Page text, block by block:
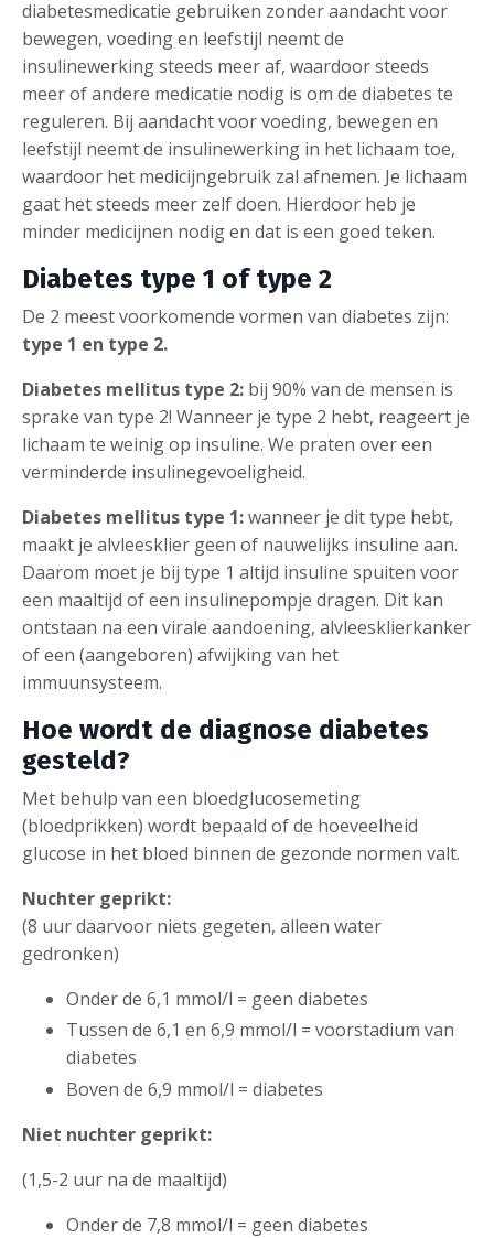
diabetesmedicatie gebruiken zonder aandacht voor
bewegen, voeding en leefstijl neemt de
insulinewerking steeds meer af, waardoor steeds
meer of andere medicatie nodig is om de diabetes te
reguleren. Bij aandacht voor voeding, bewegen en
leefstijl neemt de insulinewerking in het lichaam toe,
waardoor het medicijngebruik zal afnemen. Je lichaam
gaat het steeds meer zelf doen. Hierdoor heb je
minder medicijnen nodig en dat is een goed teken.
Diabetes type 1 of type 2
De 2 meest voorkomende vormen van diabetes zijn:
type 1 en type 2.
Diabetes mellitus type 2: bij 90% van de mensen is
sprake van type 2! Wanneer je type 2 hebt, reageert je
lichaam te weinig op insuline. We praten over een
verminderde insulinegevoeligheid.
Diabetes mellitus type 1:wanneer je dit type hebt,
maakt je alvleesklier geen of nauwelijks insuline aan.
Daarom moet je bij type 1 altijd insuline spuiten voor
een maaltijd of een insulinepompje dragen. Dit kan
ontstaan na een virale aandoening, alvleesklierkanker
of een (aangeboren) afwijking van het
immuunsysteem.
Hoe wordt de diagnose diabetes
gesteld?
Met behulp van een bloedglucosemeting
(bloedprikken) wordt bepaald of de hoeveelheid
glucose in het bloed binnen de gezonde normen valt.
Nuchter geprikt:
(8 uur daarvoor niets gegeten, alleen water
gedronken)
Onder de 6,1 mmol/l = geen diabetes
Tussen de 6,1 en 6,9 mmol/l = voorstadium van
diabetes
Boven de 6,9 mmol/l = diabetes
Niet nuchter geprikt:
(1,5-2 uur na de maaltijd)
Onder de 7,8 mmol/l = geen diabetes